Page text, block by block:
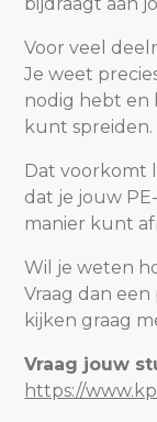
Voor veel
Je weet
nodig hebt en
kunt spreiden.
Dat voorkomt
dat je jouw
manier kunt
Wil je weten
Vraag dan een
kijken graag
Vraag jouw
https://